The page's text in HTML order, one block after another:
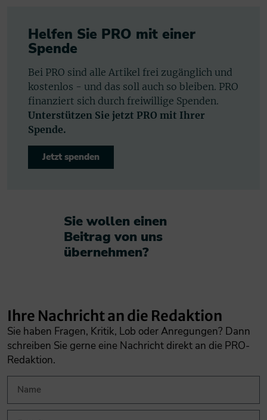
Helfen Sie PRO mit einer
Spende
Bei PRO sind alle Artikel frei zugänglich und
kostenlos - und das soll auch so bleiben. PRO
finanziert sich durch freiwillige Spenden.
Unterstützen Sie jetzt PRO mit Ihrer
Spende.
Jetzt spenden
Sie wollen einen
Beitrag von uns
übernehmen?​
Ihre Nachricht an die Redaktion
Sie haben Fragen, Kritik, Lob oder Anregungen? Dann
schreiben Sie gerne eine Nachricht direkt an die PRO-
Redaktion.